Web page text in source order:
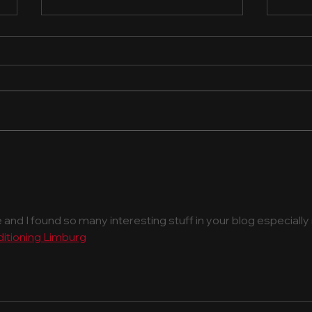
and I found so many interesting stuff in your blog especially
Limburg